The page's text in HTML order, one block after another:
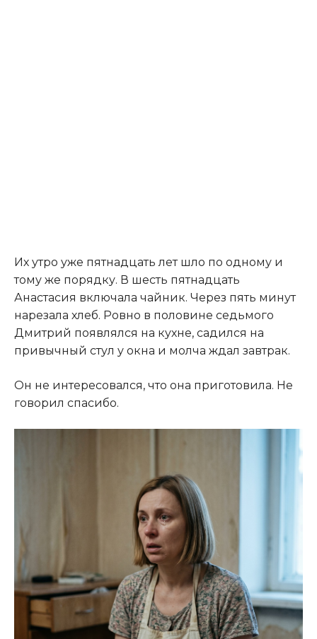
Их утро уже пятнадцать лет шло по одному и
тому же порядку. В шесть пятнадцать
Анастасия включала чайник. Через пять минут
нарезала хлеб. Ровно в половине седьмого
Дмитрий появлялся на кухне, садился на
привычный стул у окна и молча ждал завтрак.
Он не интересовался, что она приготовила. Не
говорил спасибо.